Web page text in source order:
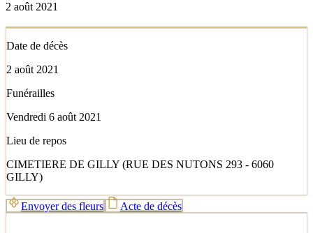
2 août 2021
Date de décès
2 août 2021
Funérailles
Vendredi 6 août 2021
Lieu de repos
CIMETIERE DE GILLY (RUE DES NUTONS 293 - 6060
GILLY)
Envoyer des fleurs Acte de décès